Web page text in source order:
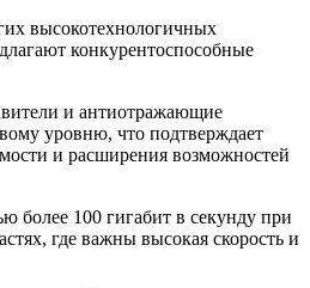
высокотехнологичных
конкурентоспособные
и антиотражающие
уровню, что подтверждает
и расширения возможностей
более 100 гигабит в секунду при
где важны высокая скорость и